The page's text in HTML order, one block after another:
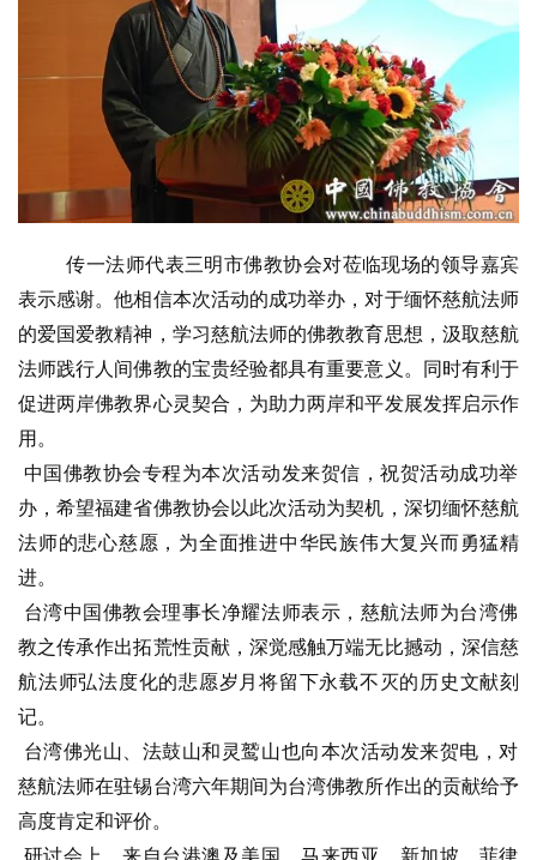
讯
八
点
僧
音
高
僧
访
心
乐
菩
提
专
题
传一法师代表三明市佛教协会对莅临现场的领导嘉宾
表示感谢。他相信本次活动的成功举办，对于缅怀慈航法师
的爱国爱教精神，学习慈航法师的佛教教育思想，汲取慈航
法师践行人间佛教的宝贵经验都具有重要意义。同时有利于
促进两岸佛教界心灵契合，为助力两岸和平发展发挥启示作
用。
办，希望福建省佛教协会以此次活动为契机，深切缅怀慈航
法师的悲心慈愿，为全面推进中华民族伟大复兴而勇猛精
进。
教之传承作出拓荒性贡献，深觉感触万端无比撼动，深信慈
航法师弘法度化的悲愿岁月将留下永载不灭的历史文献刻
记。
慈航法师在驻锡台湾六年期间为台湾佛教所作出的贡献给予
高度肯定和评价。